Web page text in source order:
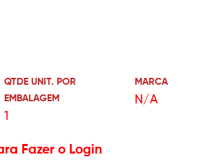
QTDE UNIT. POR
EMBALAGEM
1
MARCA
N/A
Fazer o Login